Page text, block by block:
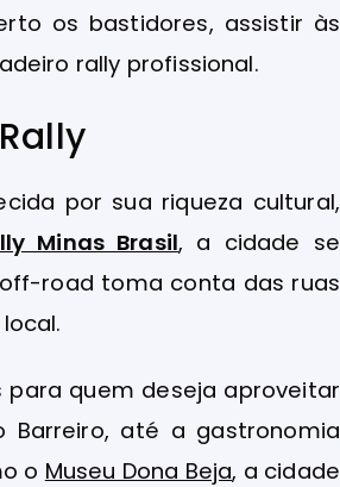
os bastidores, assistir às
rally profissional.
por sua riqueza cultural,
Minas Brasil, a cidade se
road toma conta das ruas
quem deseja aproveitar
Barreiro, até a gastronomia
o Museu Dona Beja, a cidade